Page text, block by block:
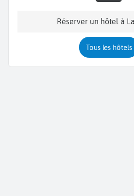
Réserver un hôtel à
Tous les hôtels